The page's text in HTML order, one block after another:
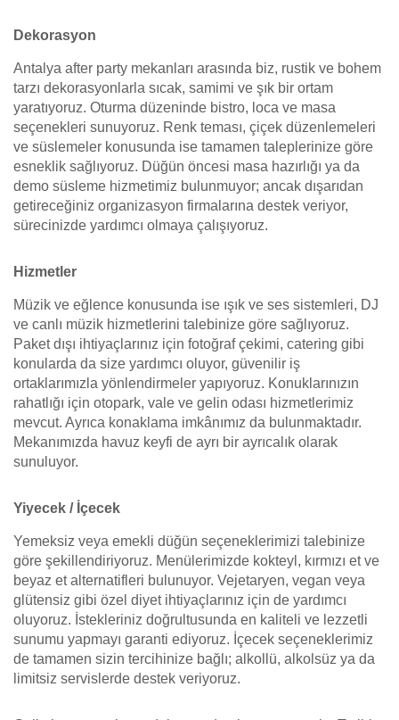
Dekorasyon
Antalya after party mekanları arasında biz, rustik ve bohem
tarzı dekorasyonlarla sıcak, samimi ve şık bir ortam
yaratıyoruz. Oturma düzeninde bistro, loca ve masa
seçenekleri sunuyoruz. Renk teması, çiçek düzenlemeleri
ve süslemeler konusunda ise tamamen taleplerinize göre
esneklik sağlıyoruz. Düğün öncesi masa hazırlığı ya da
demo süsleme hizmetimiz bulunmuyor; ancak dışarıdan
getireceğiniz organizasyon firmalarına destek veriyor,
sürecinizde yardımcı olmaya çalışıyoruz.
Hizmetler
Müzik ve eğlence konusunda ise ışık ve ses sistemleri, DJ
ve canlı müzik hizmetlerini talebinize göre sağlıyoruz.
Paket dışı ihtiyaçlarınız için fotoğraf çekimi, catering gibi
konularda da size yardımcı oluyor, güvenilir iş
ortaklarımızla yönlendirmeler yapıyoruz. Konuklarınızın
rahatlığı için otopark, vale ve gelin odası hizmetlerimiz
mevcut. Ayrıca konaklama imkânımız da bulunmaktadır.
Mekanımızda havuz keyfi de ayrı bir ayrıcalık olarak
sunuluyor.
Yiyecek / İçecek
Yemeksiz veya emekli düğün seçeneklerimizi talebinize
göre şekillendiriyoruz. Menülerimizde kokteyl, kırmızı et ve
beyaz et alternatifleri bulunuyor. Vejetaryen, vegan veya
glütensiz gibi özel diyet ihtiyaçlarınız için de yardımcı
oluyoruz. İstekleriniz doğrultusunda en kaliteli ve lezzetli
sunumu yapmayı garanti ediyoruz. İçecek seçeneklerimiz
de tamamen sizin tercihinize bağlı; alkollü, alkolsüz ya da
limitsiz servislerde destek veriyoruz.